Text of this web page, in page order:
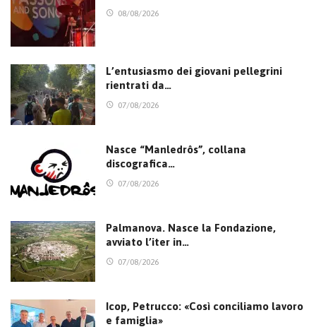
08/08/2026
L’entusiasmo dei giovani pellegrini
rientrati da…
07/08/2026
Nasce “Manledrôs”, collana
discografica…
07/08/2026
Palmanova. Nasce la Fondazione,
avviato l’iter in…
07/08/2026
Icop, Petrucco: «Così conciliamo lavoro
e famiglia»